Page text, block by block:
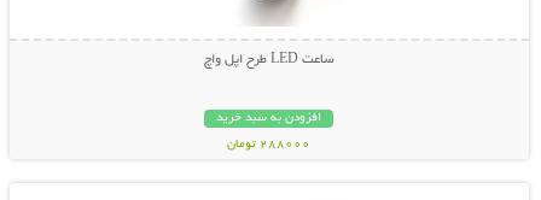
ساعت LED طرح اپل واچ
افزودن به سبد خرید
288000 تومان
نمایش توضیحات بیشتر